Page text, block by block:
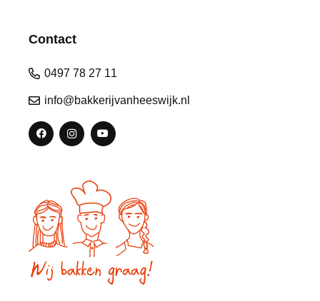
Contact
0497 78 27 11
info@bakkerijvanheeswijk.nl